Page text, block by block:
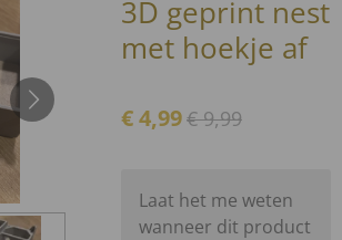
3D geprint nest
met hoekje af
€ 4,99€ 9,99
Laat het me weten
wanneer dit product